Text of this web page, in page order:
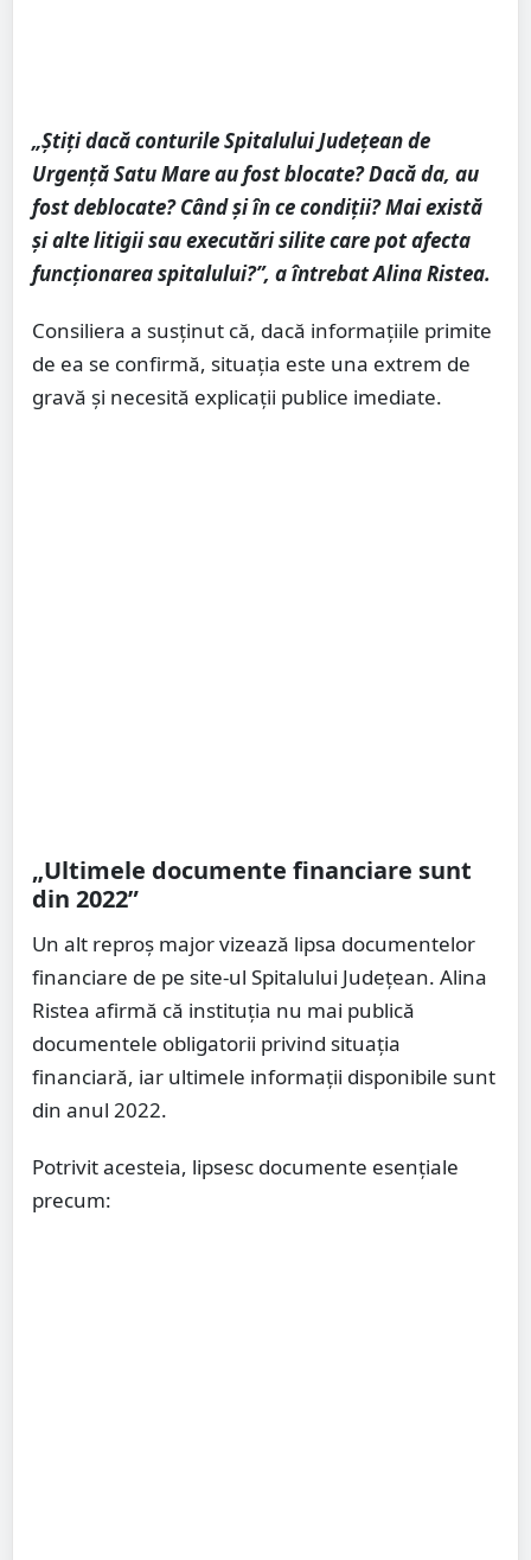
„Știți dacă conturile Spitalului Județean de
Urgență Satu Mare au fost blocate? Dacă da, au
fost deblocate? Când și în ce condiții? Mai există
și alte litigii sau executări silite care pot afecta
funcționarea spitalului?”, a întrebat Alina Ristea.
Consiliera a susținut că, dacă informațiile primite
de ea se confirmă, situația este una extrem de
gravă și necesită explicații publice imediate.
„Ultimele documente financiare sunt
din 2022”
Un alt reproș major vizează lipsa documentelor
financiare de pe site-ul Spitalului Județean. Alina
Ristea afirmă că instituția nu mai publică
documentele obligatorii privind situația
financiară, iar ultimele informații disponibile sunt
din anul 2022.
Potrivit acesteia, lipsesc documente esențiale
precum: